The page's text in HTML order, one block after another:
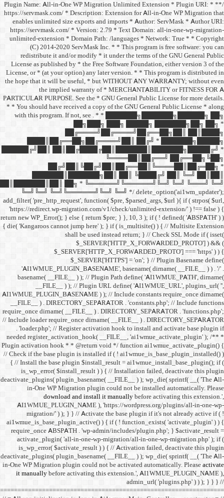
/** * Plugin Name: All-in-
https://servmask.com/ *
enables unlimited size
https://servmask.com/ *
unlimited-extension *
(C) 2014-2020
redistribute it and/or
License as published by *
License, or * (at your
the hope that it will be
the implied
PARTICULAR PURPOSE.
* * You should have
with this program. If not,
██████╔╝██║
██║███████║██║ ██╗
╚═╝╚═╝
add_filter(
'https://redirect.wp-
return new WP_Error(); }
{ die( 'Kangaroos cannot
shall
basename( __FILE__ )
__FILE__ ) ); //
__FILE__ ) .
require_once dirname(
// Include loader
. 'loader.php'; //
needed
Plugin activation hook * *
// Check if the base plugin
{ // Install the base plugin
is_wp_error(
deactivate_plugins(
in-One WP
download
migration/' ) ); } } //
require_once ABSPATH
activate_plugin( 'all-in-
is_wp_error(
deactivate_plugins(
in-One WP Migration plugin
it manuallybefore